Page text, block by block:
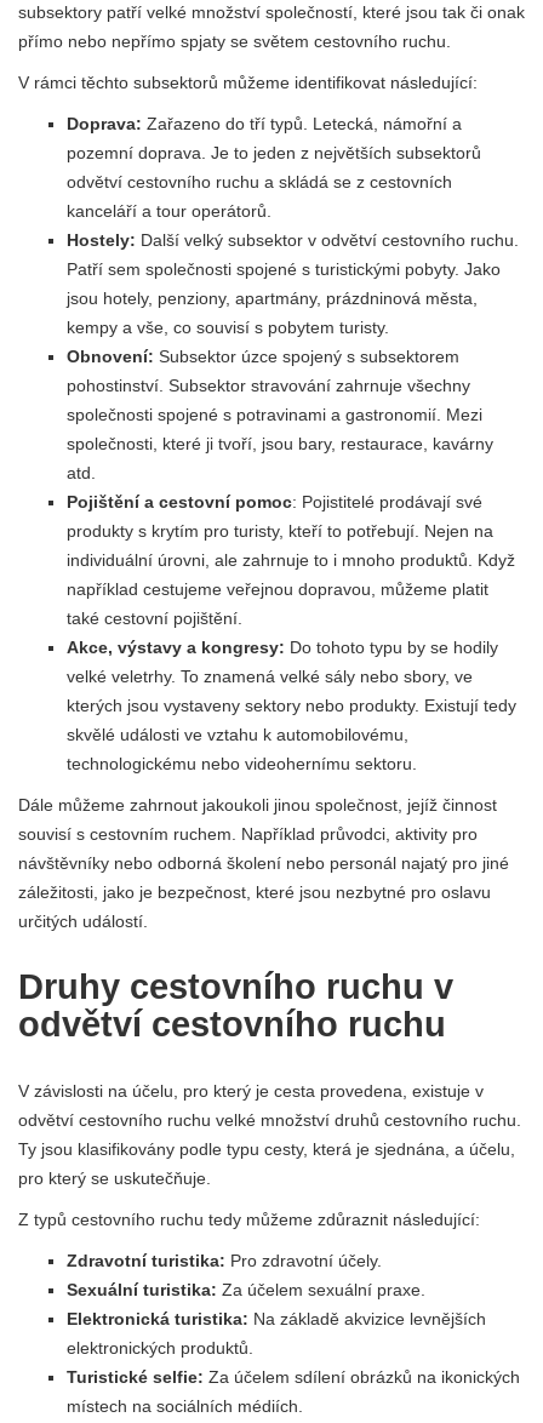
subsektory patří velké množství společností, které jsou tak či onak
přímo nebo nepřímo spjaty se světem cestovního ruchu.
V rámci těchto subsektorů můžeme identifikovat následující:
Doprava: Zařazeno do tří typů. Letecká, námořní a
pozemní doprava. Je to jeden z největších subsektorů
odvětví cestovního ruchu a skládá se z cestovních
kanceláří a tour operátorů.
Hostely: Další velký subsektor v odvětví cestovního ruchu.
Patří sem společnosti spojené s turistickými pobyty. Jako
jsou hotely, penziony, apartmány, prázdninová města,
kempy a vše, co souvisí s pobytem turisty.
Obnovení: Subsektor úzce spojený s subsektorem
pohostinství. Subsektor stravování zahrnuje všechny
společnosti spojené s potravinami a gastronomií. Mezi
společnosti, které ji tvoří, jsou bary, restaurace, kavárny
atd.
Pojištění a cestovní pomoc: Pojistitelé prodávají své
produkty s krytím pro turisty, kteří to potřebují. Nejen na
individuální úrovni, ale zahrnuje to i mnoho produktů. Když
například cestujeme veřejnou dopravou, můžeme platit
také cestovní pojištění.
Akce, výstavy a kongresy: Do tohoto typu by se hodily
velké veletrhy. To znamená velké sály nebo sbory, ve
kterých jsou vystaveny sektory nebo produkty. Existují tedy
skvělé události ve vztahu k automobilovému,
technologickému nebo videohernímu sektoru.
Dále můžeme zahrnout jakoukoli jinou společnost, jejíž činnost
souvisí s cestovním ruchem. Například průvodci, aktivity pro
návštěvníky nebo odborná školení nebo personál najatý pro jiné
záležitosti, jako je bezpečnost, které jsou nezbytné pro oslavu
určitých událostí.
Druhy cestovního ruchu v
odvětví cestovního ruchu
V závislosti na účelu, pro který je cesta provedena, existuje v
odvětví cestovního ruchu velké množství druhů cestovního ruchu.
Ty jsou klasifikovány podle typu cesty, která je sjednána, a účelu,
pro který se uskutečňuje.
Z typů cestovního ruchu tedy můžeme zdůraznit následující:
Zdravotní turistika: Pro zdravotní účely.
Sexuální turistika: Za účelem sexuální praxe.
Elektronická turistika: Na základě akvizice levnějších
elektronických produktů.
Turistické selfie: Za účelem sdílení obrázků na ikonických
místech na sociálních médiích.